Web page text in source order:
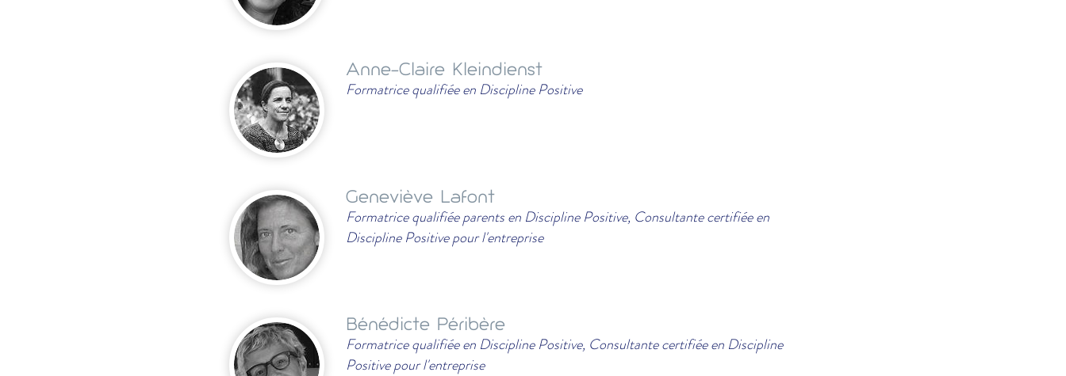
Anne-Claire Kleindienst
Formatrice qualifiée en Discipline Positive
Geneviève Lafont
Formatrice qualifiée parents en Discipline Positive, Consultante certifiée en
Discipline Positive pour l'entreprise
Bénédicte Péribère
Formatrice qualifiée en Discipline Positive, Consultante certifiée en Discipline
Positive pour l'entreprise